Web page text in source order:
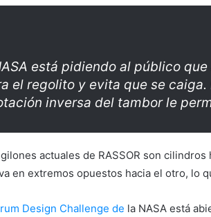
está pidiendo al público
el regolito y evita que se
inversa del tambor le
actuales de RASSOR son
en extremos opuestos hacia el otro, lo
Design Challenge de la NASA está